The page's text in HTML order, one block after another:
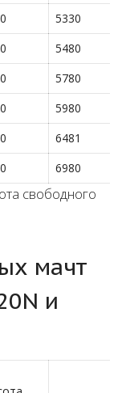
5330
5480
5780
5980
6481
6980
свободного
мачт
и